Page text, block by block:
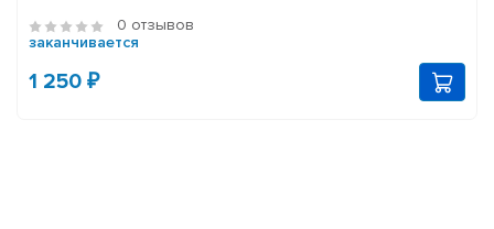
0 отзывов
заканчивается
1 250 ₽